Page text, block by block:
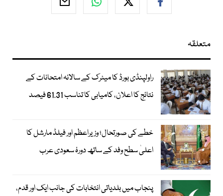
متعلقہ
راولپنڈی بورڈ کا میٹرک کے سالانہ امتحانات کے
نتائج کا اعلان، کامیابی کا تناسب 61.31 فیصد
خطے کی صورتحال؛ وزیراعظم اور فیلڈ مارشل کا
اعلیٰ سطح وفد کے ساتھ دورۂ سعودی عرب
پنجاب میں بلدیاتی انتخابات کی جانب ایک اور قدم،